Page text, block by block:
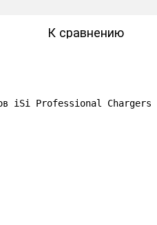
К сравнению
iSi Professional